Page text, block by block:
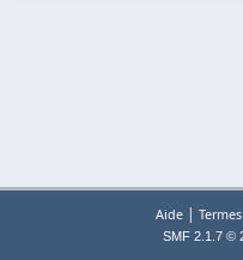
Aide|
SMF 2.1.7 ©